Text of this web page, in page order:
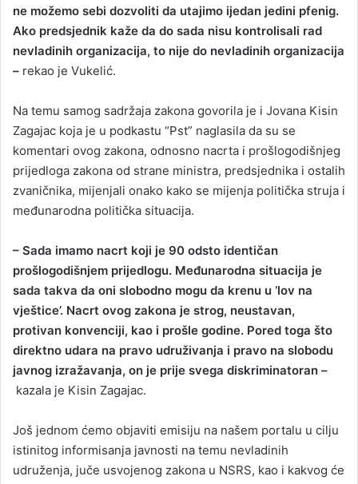
ne možemo sebi dozvoliti da utajimo ijedan jedini pfenig.
Ako predsjednik kaže da do sada nisu kontrolisali rad
nevladinih organizacija, to nije do nevladinih organizacija
– rekao je Vukelić.
Na temu samog sadržaja zakona govorila je i Jovana Kisin
Zagajac koja je u podkastu “Pst” naglasila da su se
komentari ovog zakona, odnosno nacrta i prošlogodišnjeg
prijedloga zakona od strane ministra, predsjednika i ostalih
zvaničnika, mijenjali onako kako se mijenja politička struja i
međunarodna politička situacija.
– Sada imamo nacrt koji je 90 odsto identičan
prošlogodišnjem prijedlogu. Međunarodna situacija je
sada takva da oni slobodno mogu da krenu u ‘lov na
vještice’. Nacrt ovog zakona je strog, neustavan,
protivan konvenciji, kao i prošle godine. Pored toga što
direktno udara na pravo udruživanja i pravo na slobodu
javnog izražavanja, on je prije svega diskriminatoran –
kazala je Kisin Zagajac.
Još jednom ćemo objaviti emisiju na našem portalu u cilju
istinitog informisanja javnosti na temu nevladinih
udruženja, juče usvojenog zakona u NSRS, kao i kakvog će